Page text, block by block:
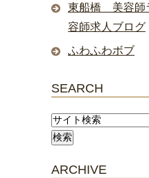
東船橋 美容師
容師求人ブログ
ふわふわボブ
SEARCH
ARCHIVE